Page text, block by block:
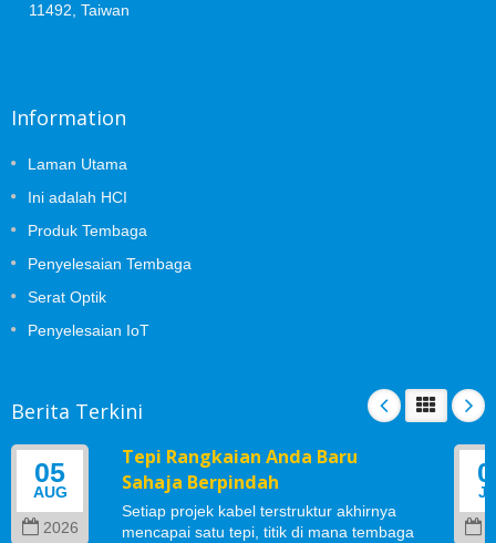
11492, Taiwan
Information
Laman Utama
Ini adalah HCI
Produk Tembaga
Penyelesaian Tembaga
Serat Optik
Penyelesaian IoT
Berita Terkini
05
AUG
2026
Tepi Rangkaian Anda Baru
Sahaja Berpindah
Setiap projek kabel terstruktur akhirnya
mencapai satu tepi, titik di mana tembaga